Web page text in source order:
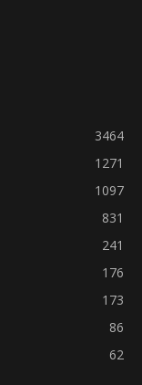
3464
1271
1097
831
241
176
173
86
62